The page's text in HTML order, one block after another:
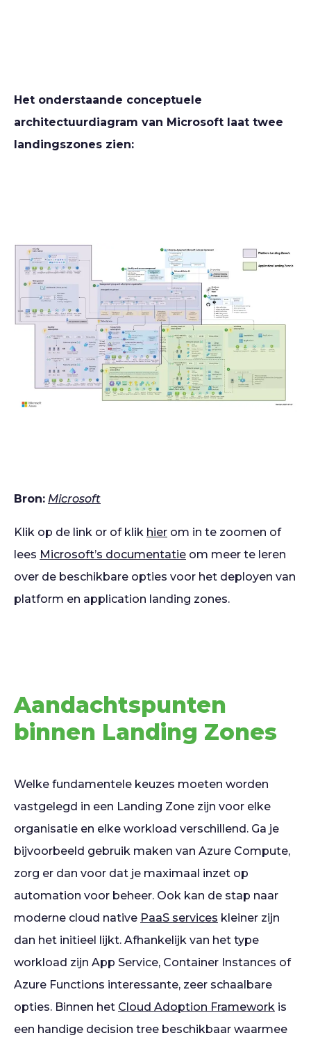
Het onderstaande conceptuele
architectuurdiagram van Microsoft laat twee
landingszones zien:
Bron: Microsoft
Klik op de link or of klik hier om in te zoomen of
lees Microsoft’s documentatie om meer te leren
over de beschikbare opties voor het deployen van
platform en application landing zones.
Aandachtspunten
binnen Landing Zones
Welke fundamentele keuzes moeten worden
vastgelegd in een Landing Zone zijn voor elke
organisatie en elke workload verschillend. Ga je
bijvoorbeeld gebruik maken van Azure Compute,
zorg er dan voor dat je maximaal inzet op
automation voor beheer. Ook kan de stap naar
moderne cloud native PaaS services kleiner zijn
dan het initieel lijkt. Afhankelijk van het type
workload zijn App Service, Container Instances of
Azure Functions interessante, zeer schaalbare
opties. Binnen het Cloud Adoption Framework is
een handige decision tree beschikbaar waarmee